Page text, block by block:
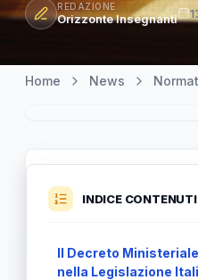
REDAZIONE
Orizzonte Insegnanti
Home News
INDICE CONTENUTI
Il Decreto
nella Legislazione